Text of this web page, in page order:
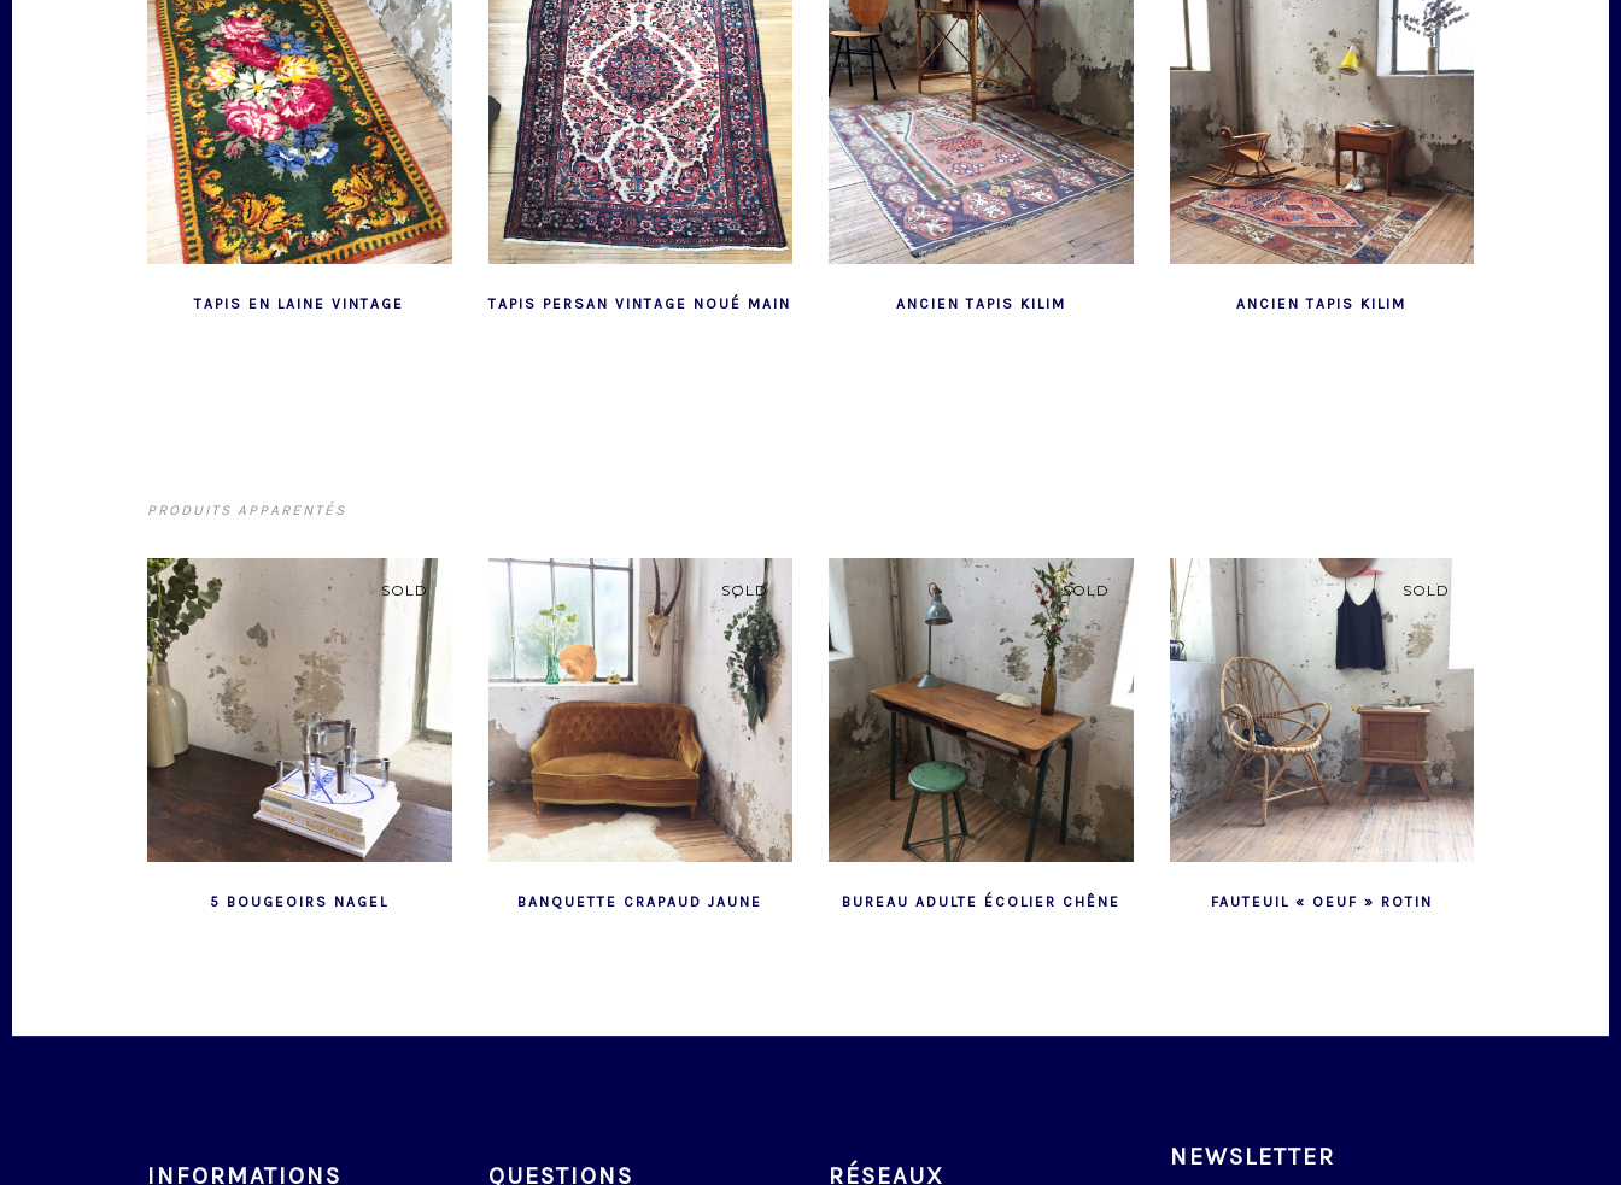
TAPIS EN LAINE VINTAGE TAPIS PERSAN VINTAGE NOUÉ MAIN ANCIEN TAPIS KILIM ANCIEN TAPIS KILIM
PRODUITS APPARENTÉS
SOLD
5 BOUGEOIRS NAGEL
SOLD
BANQUETTE CRAPAUD JAUNE
SOLD
BUREAU ADULTE ÉCOLIER CHÊNE
SOLD
FAUTEUIL « OEUF » ROTIN
INFORMATIONS QUESTIONS RÉSEAUX
NEWSLETTER